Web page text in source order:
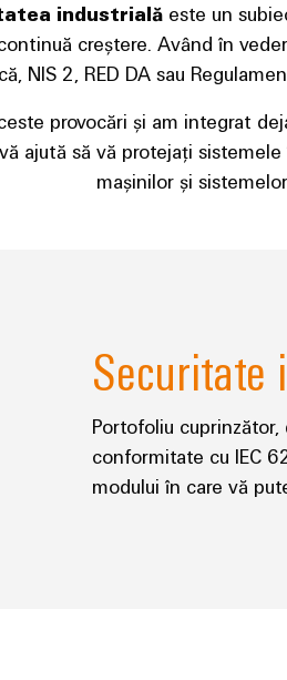
industrială este un
creștere. Având în
NIS 2, RED DA sau
provocări și am integrat
ajută să vă protejați
mașinilor și
Portofoliu
conformitate cu IEC
modului în care vă